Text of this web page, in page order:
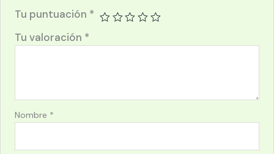
Tu puntuación *
Tu valoración *
Nombre *